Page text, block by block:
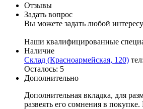
Отзывы
Задать вопрос
Вы можете задать любой
Наши квалифицированные
Наличие
Склад (Красноармейская, 120)
Осталось: 5
Дополнительно
Дополнительная вкладка, для
развеять его сомнения в